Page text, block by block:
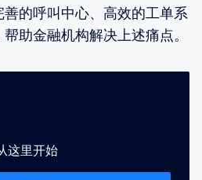
的呼叫中心、高效的工单系
助金融机构解决上述痛点。
这里开始